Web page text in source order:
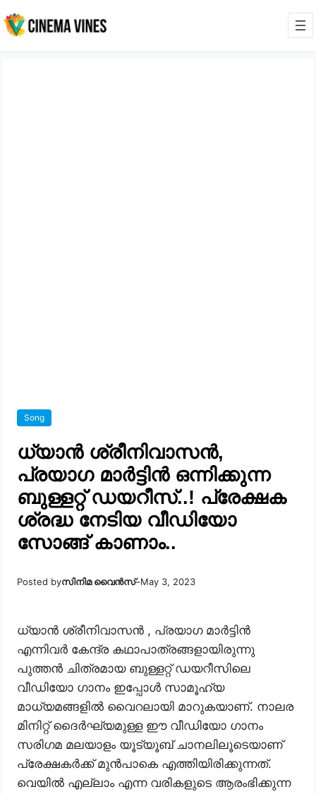
Song
ധ്യാൻ ശ്രീനിവാസൻ,
പ്രയാഗ മാർട്ടിൻ ഒന്നിക്കുന്ന
ബുള്ളറ്റ് ഡയറീസ്..! പ്രേക്ഷക
ശ്രദ്ധ നേടിയ വീഡിയോ
സോങ്ങ് കാണാം..
Posted byസിനിമ വൈൻസ്–May 3, 2023
ധ്യാൻ ശ്രീനിവാസൻ , പ്രയാഗ മാർട്ടിൻ
എന്നിവർ കേന്ദ്ര കഥാപാത്രങ്ങളായിരുന്നു
പുത്തൻ ചിത്രമായ ബുള്ളറ്റ് ഡയറീസിലെ
വീഡിയോ ഗാനം ഇപ്പോൾ സാമൂഹ്യ
മാധ്യമങ്ങളിൽ വൈറലായി മാറുകയാണ്. നാലര
മിനിറ്റ് ദൈർഘ്യമുള്ള ഈ വീഡിയോ ഗാനം
സരിഗമ മലയാളം യൂട്യൂബ് ചാനലിലൂടെയാണ്
പ്രേക്ഷകർക്ക് മുൻപാകെ എത്തിയിരിക്കുന്നത്.
വെയിൽ എല്ലാം എന്ന വരികളുടെ ആരംഭിക്കുന്ന